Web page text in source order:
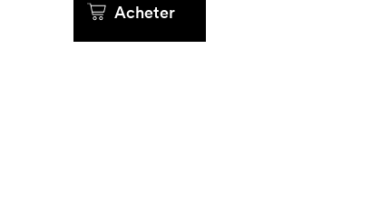
Acheter